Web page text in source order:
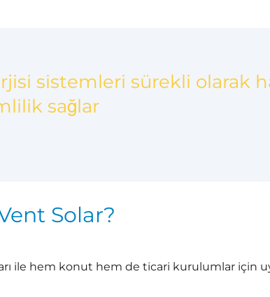
sistemleri sürekli olarak
sağlar
Solar?
ile hem konut hem de ticari kurulumlar için